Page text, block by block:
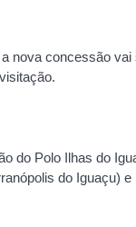
nova concessão
do Polo Ilhas do
do Iguaçu)